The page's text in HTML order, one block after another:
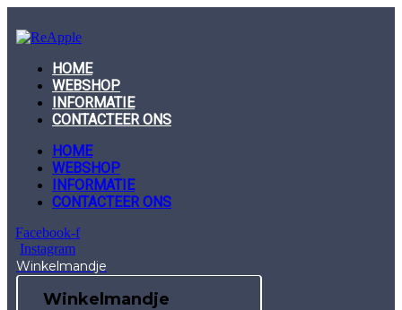
to
content
HOME
WEBSHOP
INFORMATIE
CONTACTEER ONS
HOME
WEBSHOP
INFORMATIE
CONTACTEER ONS
Facebook-f
Instagram
Winkelmandje
Winkelmandje